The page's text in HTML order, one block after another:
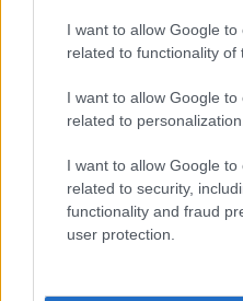
I want to allow Google to
related to functionality of
I want to allow Google to
related to personalization.
I want to allow Google to
related to security,
functionality and fraud
user protection.
A 99 éves hölgy
játékát odaadta